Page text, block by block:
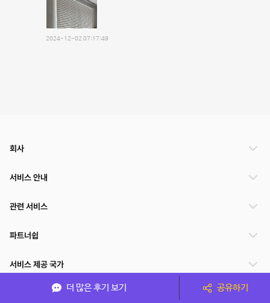
2024-12-02 07:17:49
더 많은 후기 보기 공유하기
회사
서비스 안내
관련 서비스
파트너쉽
서비스 제공 국가